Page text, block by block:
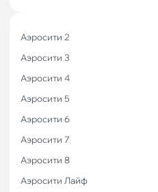
Аэросити 2
Аэросити 3
Аэросити 4
Аэросити 5
Аэросити 6
Аэросити 7
Аэросити 8
Аэросити Лайф